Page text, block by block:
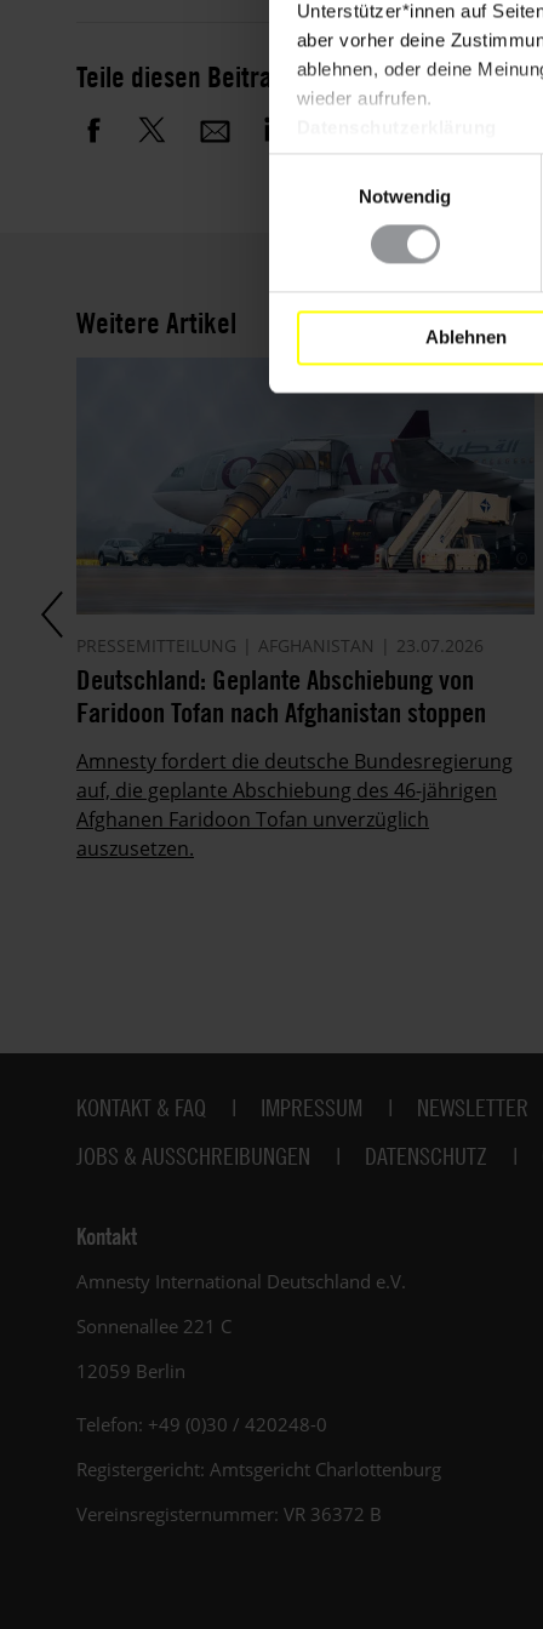
Unterstützer*innen auf
aber vorher deine
ablehnen, oder deine
wieder aufrufen.
Notwendig
Ablehnen
Teile diesen Beitrag
Weitere Artikel
PRESSEMITTEILUNG AFGHANISTAN 23.07.2026
Deutschland: Geplante Abschiebung von
Faridoon Tofan nach Afghanistan stoppen
Amnesty fordert die deutsche Bundesregierung
auf, die geplante Abschiebung des 46-jährigen
Afghanen Faridoon Tofan unverzüglich
auszusetzen.
Fußbereich
KONTAKT & FAQ IMPRESSUM NEWSLETTER
JOBS & AUSSCHREIBUNGEN
DATENSCHUTZ
Kontakt
Amnesty International Deutschland e.V.
Sonnenallee 221 C
12059 Berlin
Telefon: +49 (0)30 / 420248-0
Registergericht: Amtsgericht Charlottenburg
Vereinsregisternummer: VR 36372 B